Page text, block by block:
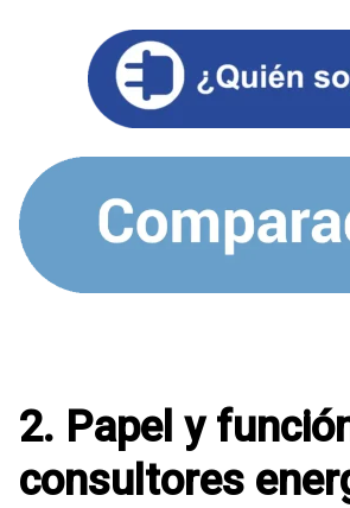
2. Papel y
consultores